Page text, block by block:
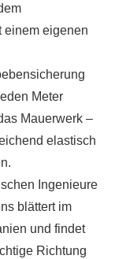
einem eigenen
Meter
Mauerwerk –
elastisch
Ingenieure
blättert im
und findet
Richtung